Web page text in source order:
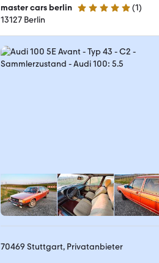
master cars berlin 5 Sterne (1)
13127 Berlin
70469 Stuttgart, Privatanbieter